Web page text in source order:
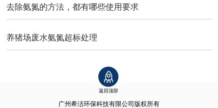
去除氨氮的方法，都有哪些使用要求
养猪场废水氨氮超标处理
返回顶部
广州希洁环保科技有限公司 版权所有